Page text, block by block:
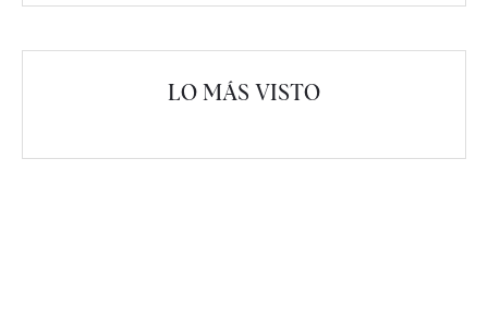
LO MÁS VISTO